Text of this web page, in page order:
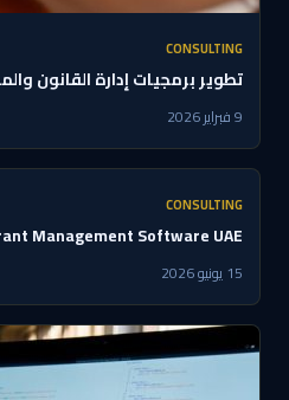
CONSULTING
تطوير برمجيات إدارة القانون
9 فبراير 2026
CONSULTING
Management Software UAE
15 يونيو 2026